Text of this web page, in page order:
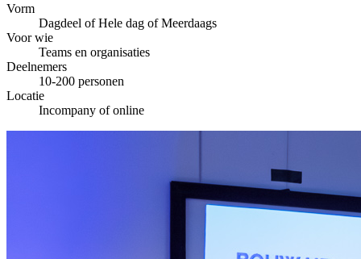
Vorm
Dagdeel of Hele dag of Meerdaags
Voor wie
Teams en organisaties
Deelnemers
10-200 personen
Locatie
Incompany of online